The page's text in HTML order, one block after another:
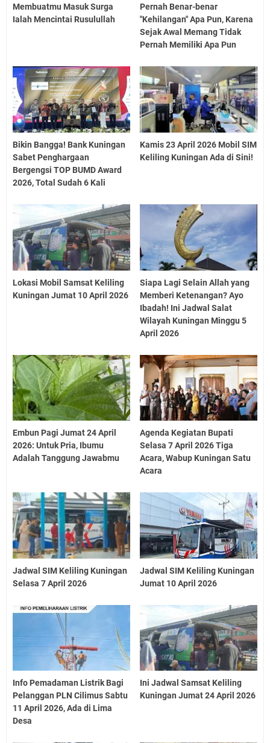
Membuatmu Masuk Surga
Ialah Mencintai Rusulullah
Pernah Benar-benar
"Kehilangan" Apa Pun, Karena
Sejak Awal Memang Tidak
Pernah Memiliki Apa Pun
Bikin Bangga! Bank Kuningan
Sabet Penghargaan
Bergengsi TOP BUMD Award
2026, Total Sudah 6 Kali
Kamis 23 April 2026 Mobil SIM
Keliling Kuningan Ada di Sini!
Lokasi Mobil Samsat Keliling
Kuningan Jumat 10 April 2026
Siapa Lagi Selain Allah yang
Memberi Ketenangan? Ayo
Ibadah! Ini Jadwal Salat
Wilayah Kuningan Minggu 5
April 2026
Embun Pagi Jumat 24 April
2026: Untuk Pria, Ibumu
Adalah Tanggung Jawabmu
Agenda Kegiatan Bupati
Selasa 7 April 2026 Tiga
Acara, Wabup Kuningan Satu
Acara
Jadwal SIM Keliling Kuningan
Selasa 7 April 2026
Jadwal SIM Keliling Kuningan
Jumat 10 April 2026
Info Pemadaman Listrik Bagi
Pelanggan PLN Cilimus Sabtu
11 April 2026, Ada di Lima
Desa
Ini Jadwal Samsat Keliling
Kuningan Jumat 24 April 2026